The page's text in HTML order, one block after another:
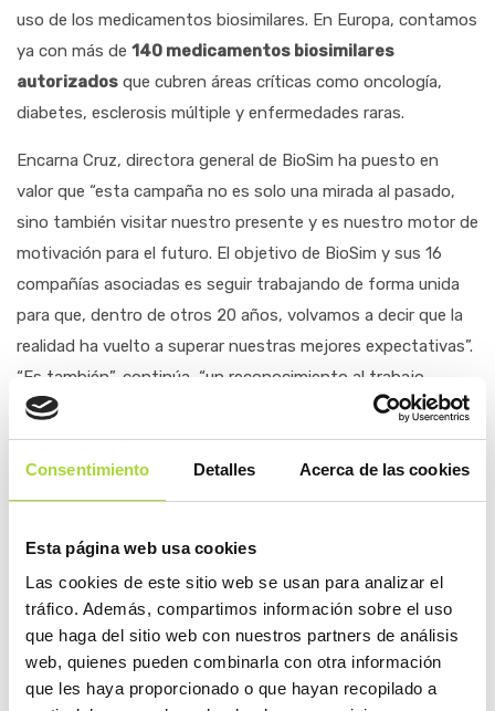
Consentimiento Detalles Acerca de las cookies
Esta página web usa cookies
Las cookies de este sitio web se usan para analizar el
tráfico. Además, compartimos información sobre el uso
que haga del sitio web con nuestros partners de análisis
web, quienes pueden combinarla con otra información
que les haya proporcionado o que hayan recopilado a
uso de los medicamentos biosimilares. En Europa, contamos
ya con más de 140 medicamentos biosimilares
autorizados que cubren áreas críticas como oncología,
diabetes, esclerosis múltiple y enfermedades raras.
Encarna Cruz, directora general de BioSim ha puesto en
valor que “esta campaña no es solo una mirada al pasado,
sino también visitar nuestro presente y es nuestro motor de
motivación para el futuro. El objetivo de BioSim y sus 16
compañías asociadas es seguir trabajando de forma unida
para que, dentro de otros 20 años, volvamos a decir que la
realidad ha vuelto a superar nuestras mejores expectativas”.
“Es también”, continúa, “un reconocimiento al trabajo
realizado por las agencias reguladoras europeas, que
diseñaron un marco específico e innovador para la
autorización de estos medicamentos. Este marco
garantista y exigente ha sido la base que ha permitido los
que hoy tienen profesionales y pacientes”.
Impacto real en cifras y calidad de vida
La trayectoria de estos 20 años deja hitos que han
transformado el día a día de la sanidad española. La